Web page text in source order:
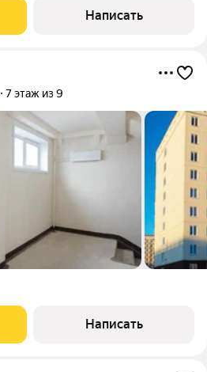
Написать
7 этаж из 9
Написать